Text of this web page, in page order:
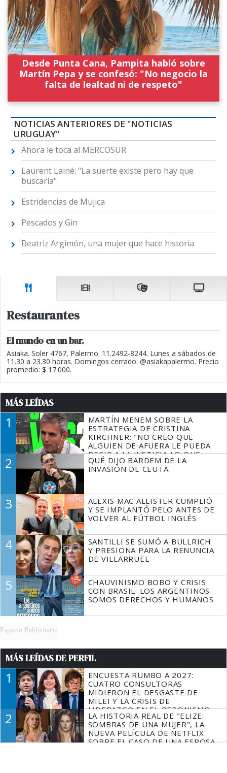
Desde Punta Cana, Pampita habló sobre
Martín Pepa y se confesó: "No negocio la
falta de lealtad ni de respeto"
NOTICIAS ANTERIORES DE "NOTICIAS
URUGUAY"
Ahora le toca al MERCOSUR
Laurent Lainé: "La suerte existe pero hay que
buscarla"
Estridencias de Mujica
Pescados y Gin
Beatriz Argimón, una mujer que hace historia
Restaurantes
El mundo en un bar.
Asiaka. Soler 4767, Palermo. 11.2492-8244. Lunes a sábados de
11.30 a 23.30 horas. Domingos cerrado. @asiakapalermo. Precio
promedio: $ 17.000.
MÁS LEÍDAS
1
MARTÍN MENEM SOBRE LA
ESTRATEGIA DE CRISTINA
KIRCHNER: "NO CREO QUE
ALGUIEN DE AFUERA LE PUEDA
DECIR A LA JUSTICIA LO QUE
TIENE QUE HACER"
2
QUÉ DIJO BARDEM DE LA
INVASIÓN DE CEUTA
3
ALEXIS MAC ALLISTER CUMPLIÓ
Y SE IMPLANTÓ PELO ANTES DE
VOLVER AL FÚTBOL INGLÉS
4
SANTILLI SE SUMÓ A BULLRICH
Y PRESIONA PARA LA RENUNCIA
DE VILLARRUEL
5
CHAUVINISMO BOBO Y CRISIS
CON BRASIL: LOS ARGENTINOS
SOMOS DERECHOS Y HUMANOS
Espacio Publicitario
MÁS LEÍDAS DE PERFIL
1
ENCUESTA RUMBO A 2027:
CUATRO CONSULTORAS
MIDIERON EL DESGASTE DE
MILEI Y LA CRISIS DE
LIDERAZGO EN EL PERONISMO
2
LA HISTORIA REAL DE "ELIZE:
SOMBRAS DE UNA MUJER", LA
NUEVA PELÍCULA DE NETFLIX
SOBRE EL CASO DE UNA ESPOSA